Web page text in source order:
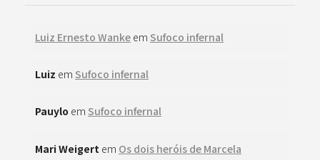
Luiz Ernesto Wanke em Sufoco infernal
Luiz em Sufoco infernal
Pauylo em Sufoco infernal
Mari Weigert em Os dois heróis de Marcela